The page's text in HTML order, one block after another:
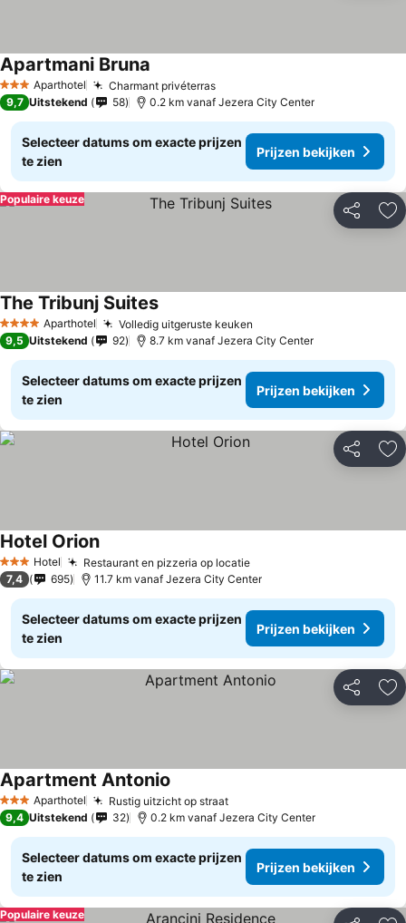
3 SterrenAparthotel Charmant privéterras
Apartmani Bruna
9,7 Uitstekend 58 0.2 km vanaf Jezera City Center
Selecteer datums om exacte prijzen
te zien
Prijzen bekijken
Delen
Populaire keuze
4 SterrenAparthotel Volledig uitgeruste keuken
The Tribunj Suites
9,5 Uitstekend 92 8.7 km vanaf Jezera City Center
Selecteer datums om exacte prijzen
te zien
Prijzen bekijken
Delen
3 SterrenHotel Restaurant en pizzeria op locatie
Hotel Orion
7,4 695 11.7 km vanaf Jezera City Center
Selecteer datums om exacte prijzen
te zien
Prijzen bekijken
Delen
3 SterrenAparthotel Rustig uitzicht op straat
Apartment Antonio
9,4 Uitstekend 32 0.2 km vanaf Jezera City Center
Selecteer datums om exacte prijzen
te zien
Prijzen bekijken
Populaire keuze